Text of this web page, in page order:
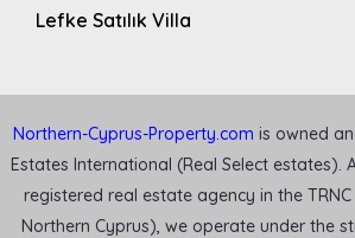
Lefke Satılık Villa
Northern-Cyprus-Property.com is owned
Estates International (Real Select estates).
registered real estate agency in the
Northern Cyprus), we operate under the